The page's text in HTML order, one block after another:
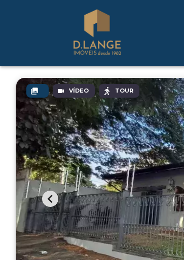
VÍDEO TOUR